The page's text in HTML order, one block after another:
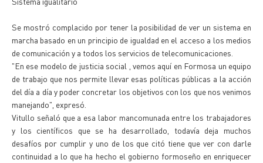
Se mostró complacido por tener la posibilidad de ver un sistema en
marcha basado en un principio de igualdad en el acceso a los medios
de comunicación y a todos los servicios de telecomunicaciones.
"En ese modelo de justicia social , vemos aquí en Formosa un equipo
de trabajo que nos permite llevar esas políticas públicas a la acción
del día a día y poder concretar los objetivos con los que nos venimos
manejando", expresó.
Vitullo señaló que a esa labor mancomunada entre los trabajadores
y los científicos que se ha desarrollado, todavía deja muchos
desafíos por cumplir y uno de los que citó tiene que ver con darle
continuidad a lo que ha hecho el gobierno formoseño en enriquecer